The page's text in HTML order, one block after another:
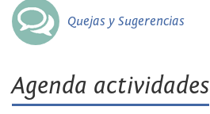
Quejas y Sugerencias
Agenda actividades